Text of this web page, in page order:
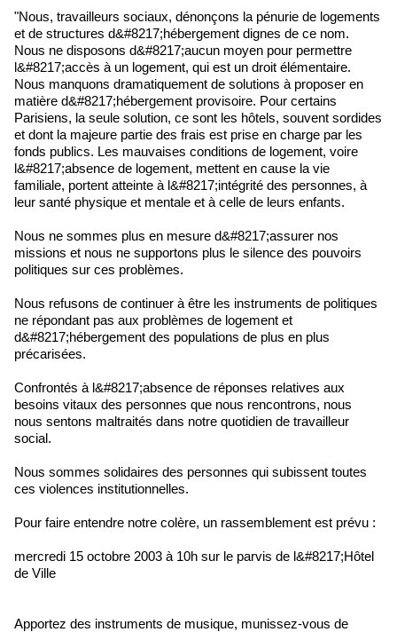
"Nous, travailleurs sociaux, dénonçons la pénurie de logements
et de structures d&#8217;hébergement dignes de ce nom.
Nous ne disposons d&#8217;aucun moyen pour permettre
l&#8217;accès à un logement, qui est un droit élémentaire.
Nous manquons dramatiquement de solutions à proposer en
matière d&#8217;hébergement provisoire. Pour certains
Parisiens, la seule solution, ce sont les hôtels, souvent sordides
et dont la majeure partie des frais est prise en charge par les
fonds publics. Les mauvaises conditions de logement, voire
l&#8217;absence de logement, mettent en cause la vie
familiale, portent atteinte à l&#8217;intégrité des personnes, à
leur santé physique et mentale et à celle de leurs enfants.
Nous ne sommes plus en mesure d&#8217;assurer nos
missions et nous ne supportons plus le silence des pouvoirs
politiques sur ces problèmes.
Nous refusons de continuer à être les instruments de politiques
ne répondant pas aux problèmes de logement et
d&#8217;hébergement des populations de plus en plus
précarisées.
Confrontés à l&#8217;absence de réponses relatives aux
besoins vitaux des personnes que nous rencontrons, nous
nous sentons maltraités dans notre quotidien de travailleur
social.
Nous sommes solidaires des personnes qui subissent toutes
ces violences institutionnelles.
Pour faire entendre notre colère, un rassemblement est prévu :
mercredi 15 octobre 2003 à 10h sur le parvis de l&#8217;Hôtel
de Ville
Apportez des instruments de musique, munissez-vous de